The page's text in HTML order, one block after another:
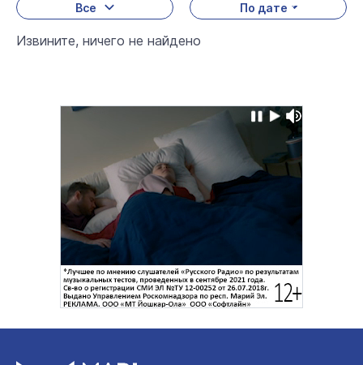
Все По дате
Извините, ничего не найдено